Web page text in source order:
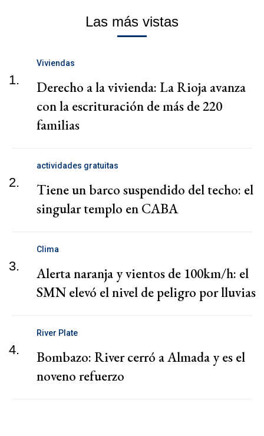
Las más vistas
1.
Viviendas
Derecho a la vivienda: La Rioja avanza
con la escrituración de más de 220
familias
2.
actividades gratuitas
Tiene un barco suspendido del techo: el
singular templo en CABA
3.
Clima
Alerta naranja y vientos de 100km/h: el
SMN elevó el nivel de peligro por lluvias
4.
River Plate
Bombazo: River cerró a Almada y es el
noveno refuerzo